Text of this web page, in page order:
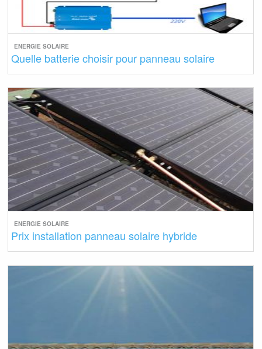
ENERGIE SOLAIRE
Quelle batterie choisir pour panneau solaire
ENERGIE SOLAIRE
Prix installation panneau solaire hybride